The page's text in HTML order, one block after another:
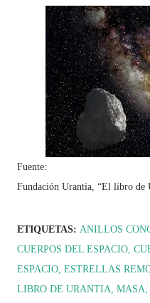
Fuente:
Fundación Urantia, “El libro de
ETIQUETAS: ANILLOS
CUERPOS DEL ESPACIO
ESPACIO ESTRELLAS
LIBRO DE URANTIA MASA